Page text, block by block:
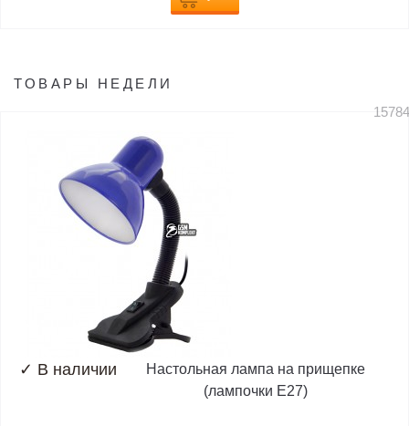
ТОВАРЫ НЕДЕЛИ
✓ В наличии
Настольная лампа на прищепке
(лампочки E27)